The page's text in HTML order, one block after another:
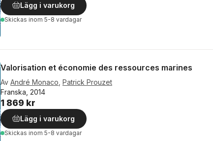
Lägg i varukorg
Skickas inom 5-8 vardagar
Valorisation et économie des ressources marines
Av André Monaco Patrick Prouzet
Franska, 2014
1 869 kr
Lägg i varukorg
Skickas inom 5-8 vardagar